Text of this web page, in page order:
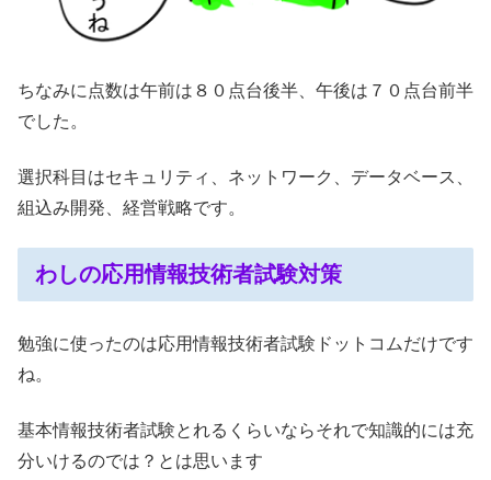
ちなみに点数は午前は８０点台後半、午後は７０点台前半
でした。
選択科目はセキュリティ、ネットワーク、データベース、
組込み開発、経営戦略です。
わしの応用情報技術者試験対策
勉強に使ったのは応用情報技術者試験ドットコムだけです
ね。
基本情報技術者試験とれるくらいならそれで知識的には充
分いけるのでは？とは思います